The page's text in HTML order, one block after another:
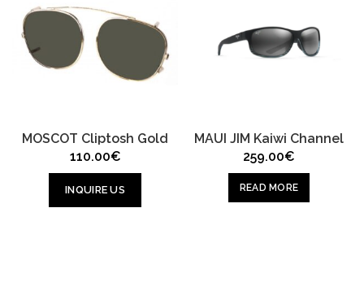
MOSCOT Cliptosh Gold
110.00€
INQUIRE US
MAUI JIM Kaiwi Channel
259.00€
READ MORE